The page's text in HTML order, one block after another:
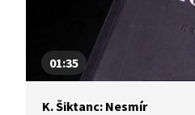
01:35
K. Šiktanc: Nesmír